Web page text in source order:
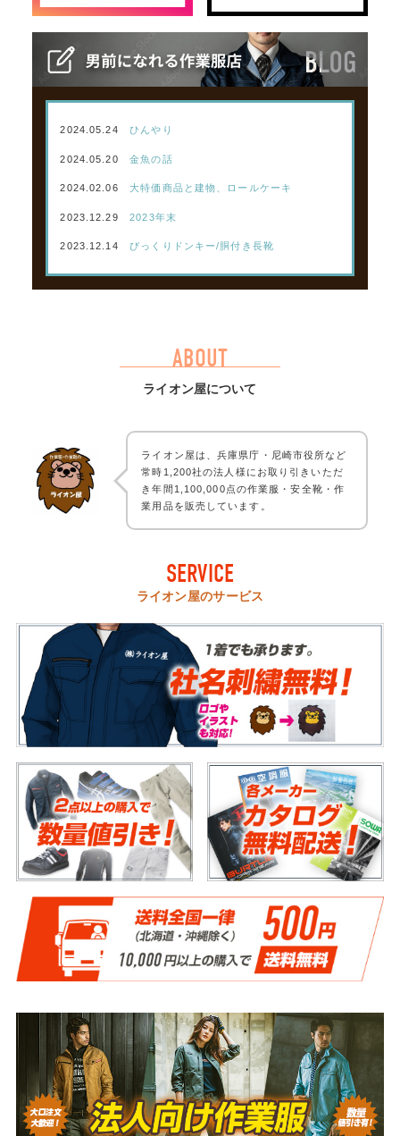
2024.05.24 ひんやり
2024.05.20 金魚の話
2024.02.06 大特価商品と建物、ロールケーキ
2023.12.29 2023年末
2023.12.14 びっくりドンキー/胴付き長靴
ABOUT
ライオン屋について
ライオン屋は、兵庫県庁・尼崎市役所など
常時1,200社の法人様にお取り引きいただ
き年間1,100,000点の作業服・安全靴・作
業用品を販売しています。
SERVICE
ライオン屋のサービス